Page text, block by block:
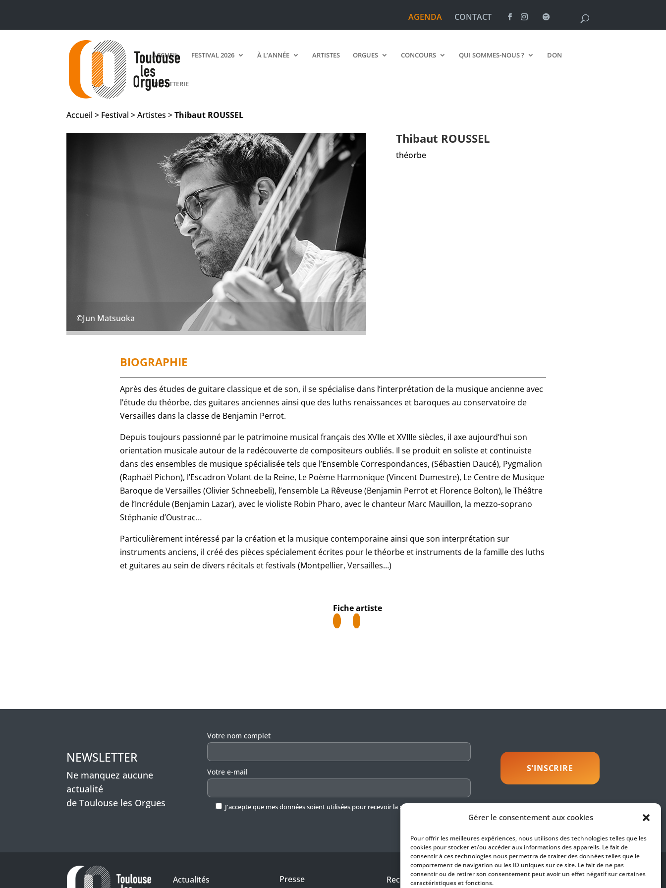
Gérer le consentement aux cookies
Pour offrir les meilleures expériences, nous utilisons des technologies telles que les
cookies pour stocker et/ou accéder aux informations des appareils. Le fait de
consentir à ces technologies nous permettra de traiter des données telles que le
comportement de navigation ou les ID uniques sur ce site. Le fait de ne pas
consentir ou de retirer son consentement peut avoir un effet négatif sur certaines
caractéristiques et fonctions.
AGENDA CONTACT
ACCUEIL FESTIVAL 2026 À L’ANNÉE ARTISTES ORGUES CONCOURS QUI SOMMES-NOUS ? DON
BILLETTERIE
Accueil > Festival > Artistes >Thibaut ROUSSEL
©Jun Matsuoka
Thibaut ROUSSEL
théorbe
BIOGRAPHIE
Après des études de guitare classiqueet de son, il se spécialise dans l’interprétation de la musique ancienneavec
l’étude du théorbe, des guitares anciennes ainsi que des luths renaissances et baroques au conservatoire de
Versailles dans la classe de Benjamin Perrot.
Depuis toujours passionné par le patrimoine musical français des XVIIe et XVIIIe siècles, il axe aujourd’hui son
orientation musicale autour de la redécouverte de compositeurs oubliés. Il se produit en soliste et continuiste
dans des ensembles de musique spécialisée tels que l’Ensemble Correspondances, (Sébastien Daucé), Pygmalion
(Raphaël Pichon), l’Escadron Volant de la Reine, Le Poème Harmonique(Vincent Dumestre), Le Centre de Musique
Baroque de Versailles (Olivier Schneebeli), l’ensemble La Rêveuse(Benjamin Perrotet Florence Bolton), le Théâtre
de l’Incrédule(Benjamin Lazar), avec le violiste Robin Pharo, avec le chanteur Marc Mauillon, la mezzo-soprano
Stéphanie d’Oustrac…
Particulièrement intéressé par la création et la musique contemporaineainsi que son interprétation sur
instruments anciens, il créé des pièces spécialement écrites pour le théorbe et instruments de la famille des luths
et guitares au sein de divers récitals et festivals (Montpellier, Versailles…)
Fiche artiste
NEWSLETTER
Ne manquez aucune
actualité
de Toulouse les Orgues
Veuillez laisser ce champ vide.
Votre nom complet
Votre e-mail
J'accepte que mes données soient utilisées pour recevoir la newsletter.
Actualités
Presse
Recrutement
SUIVEZ-NOUS